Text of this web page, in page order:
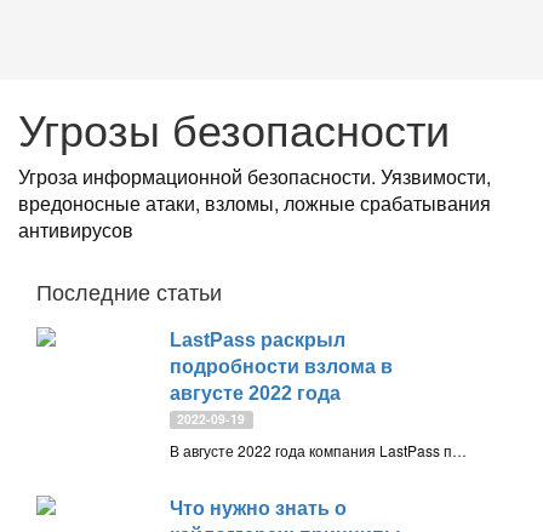
Угрозы безопасности
Угроза информационной безопасности. Уязвимости,
вредоносные атаки, взломы, ложные срабатывания
антивирусов
Последние статьи
LastPass раскрыл
подробности взлома в
августе 2022 года
2022-09-19
В августе 2022 года компания LastPass проинформировала пользователей о взломе и кражи части исходного кода. На прошлой неделе компания поделилась дополнительной информацией о данном инциденте, полученной в ходе расследования
Что нужно знать о